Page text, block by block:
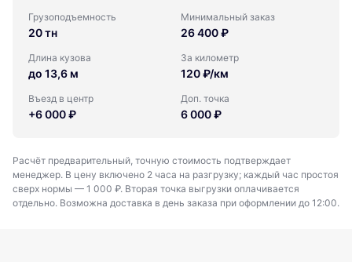
Грузоподъемность
20 тн
Минимальный заказ
26 400 ₽
Длина кузова
до 13,6 м
За километр
120 ₽/км
Въезд в центр
+6 000 ₽
Доп. точка
6 000 ₽
Расчёт предварительный, точную стоимость подтверждает
менеджер. В цену включено 2 часа на разгрузку; каждый час простоя
сверх нормы — 1 000 ₽. Вторая точка выгрузки оплачивается
отдельно. Возможна доставка в день заказа при оформлении до 12:00.